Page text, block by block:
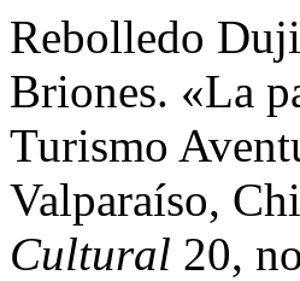
Rebolledo
Briones. «La
Turismo
Valparaíso,
Cultural 20,